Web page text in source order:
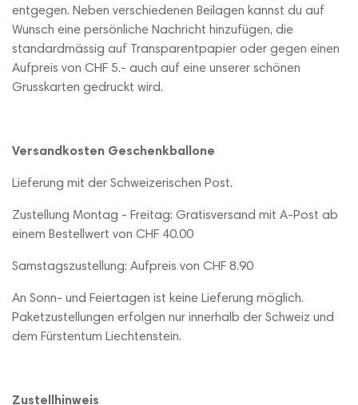
entgegen. Neben verschiedenen Beilagen kannst du auf
Wunsch eine persönliche Nachricht hinzufügen, die
standardmässig auf Transparentpapier oder gegen einen
Aufpreis von CHF 5.- auch auf eine unserer schönen
Grusskarten gedruckt wird.
Versandkosten Geschenkballone
Lieferung mit der Schweizerischen Post.
Zustellung Montag - Freitag: Gratisversand mit A-Post ab
einem Bestellwert von CHF 40.00
Samstagszustellung: Aufpreis von CHF 8.90
An Sonn- und Feiertagen ist keine Lieferung möglich.
Paketzustellungen erfolgen nur innerhalb der Schweiz und
dem Fürstentum Liechtenstein.
Zustellhinweis